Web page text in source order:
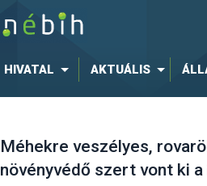
HIVATAL AKTUÁLIS
Méhekre veszélyes,
növényvédő szert vont ki